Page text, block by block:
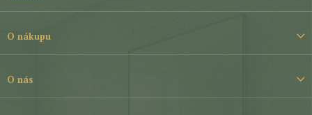
i
O nákupu
O nás